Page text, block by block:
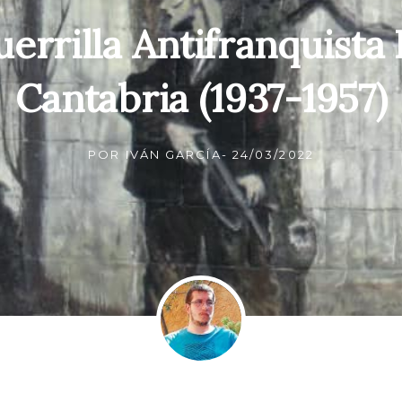
Antifranquista
Cantabria (1937-1957)
POR IVÁN GARCÍA- 24/03/2022